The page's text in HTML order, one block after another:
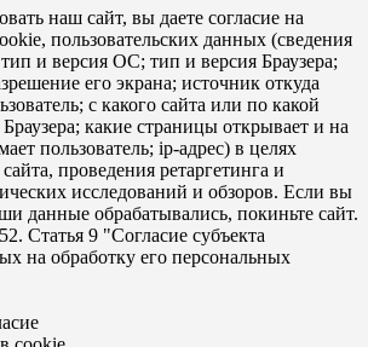
наш сайт, вы даете согласие на
пользовательских данных (сведения
и версия ОС; тип и версия Браузера;
его экрана; источник откуда
с какого сайта или по какой
какие страницы открывает и на
пользователь; ip-адрес) в целях
проведения ретаргетинга и
исследований и обзоров. Если вы
данные обрабатывались, покиньте сайт.
Статья 9 "Согласие субъекта
на обработку его персональных